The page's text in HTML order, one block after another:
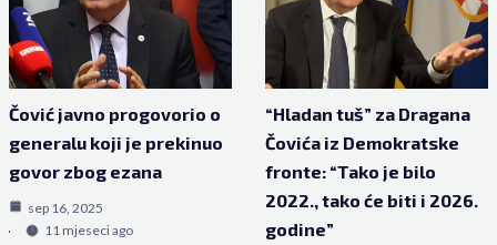
Čović javno progovorio o
generalu koji je prekinuo
govor zbog ezana
sep 16, 2025
11 mjeseci ago
“Hladan tuš” za Dragana
Čovića iz Demokratske
fronte: “Tako je bilo
2022., tako će biti i 2026.
godine”